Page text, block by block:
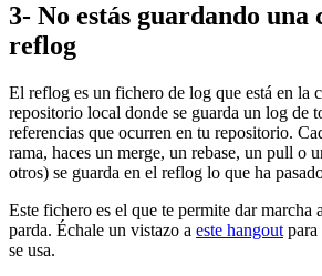
3- No estás guardando una
reflog
El reflog es un fichero de log que está en la
repositorio local donde se guarda un log de
referencias que ocurren en tu repositorio.
rama, haces un merge, un rebase, un pull o
otros) se guarda en el reflog lo que ha
Este fichero es el que te permite dar marcha
parda. Échale un vistazo a este hangout
se usa.